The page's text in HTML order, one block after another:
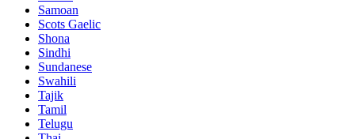
Samoan
Scots Gaelic
Shona
Sindhi
Sundanese
Swahili
Tajik
Tamil
Telugu